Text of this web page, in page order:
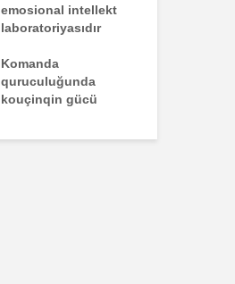
emosional intellekt
laboratoriyasıdır
Komanda
quruculuğunda
kouçinqin gücü